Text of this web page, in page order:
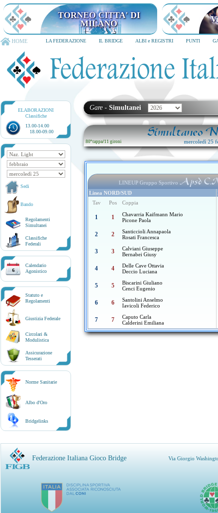
TORNEO CITTA' DI MILANO
6-8 dicembre 2026
HOME LA FEDERAZIONE IL BRIDGE ALBI e REGISTRI PUNTI
ELABORAZIONI
Classifiche
13.00-14.00
18.00-09.00
Sedi
Bando
Regolamenti
Simultanei
Classifiche
Federali
6
Calendario
Agonistico
Statuto e
Regolamenti
Giustizia Federale
Circolari &
Modulistica
Assicurazione
Tesserati
Norme Sanitarie
Albo d'Oro
Bridgelinks
Gare - Simultanei
Simultaneo
80ª tappa/11 gironi mercoledì 25
LINEUP Gruppo Sportivo Apsd
Linea NORD/SUD
Tav
Pos Coppia
1 1
Chavarria Kaifmann Mario
Picone Paola
2 2
Santiccioli Annapaola
Rosati Francesca
3 3
Calviani Giuseppe
Bernabei Giusy
4 4
Delle Cave Ottavia
Deccio Luciana
5 5
Biscarini Giuliano
Cenci Eugenio
6 6
Santolini Anselmo
Iavicoli Federico
7 7
Caputo Carla
Calderini Emiliana
Federazione Italiana Gioco Bridge Via Giorgio